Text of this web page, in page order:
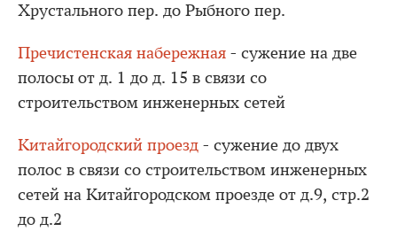
Хрустального пер. до Рыбного пер.
Пречистенская набережная - сужение на две
полосы от д. 1 до д. 15 в связи со
строительством инженерных сетей
Китайгородский проезд - сужение до двух
полос в связи со строительством инженерных
сетей на Китайгородском проезде от д.9, стр.2
до д.2